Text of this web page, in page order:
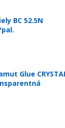
BC 52.5N
Glue